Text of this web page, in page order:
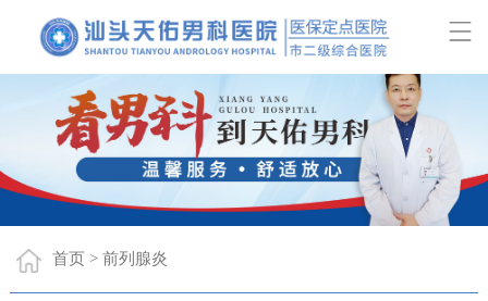
首页> 前列腺炎